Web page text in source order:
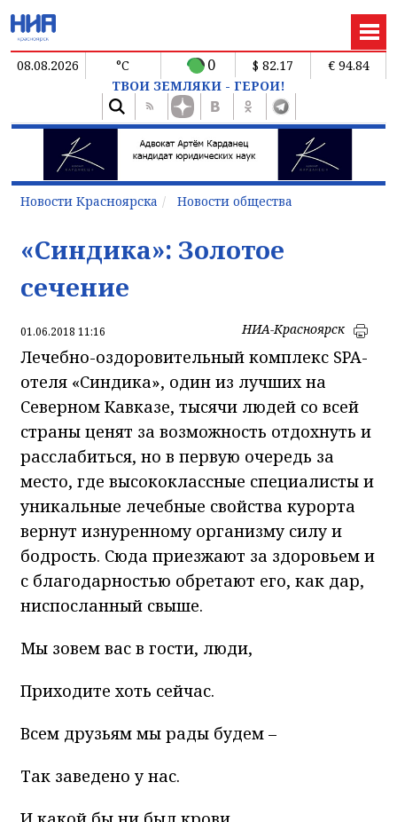
08.08.2026 °C 0 $ 82.17
€ 94.84
ТВОИ ЗЕМЛЯКИ - ГЕРОИ!
Новости Красноярска Новости общества
«Синдика»: Золотое
сечение
01.06.2018 11:16 НИА-Красноярск
Лечебно-оздоровительный комплекс SPA-
отеля «Синдика», один из лучших на
Северном Кавказе, тысячи людей со всей
страны ценят за возможность отдохнуть и
расслабиться, но в первую очередь за
место, где высококлассные специалисты и
уникальные лечебные свойства курорта
вернут изнуренному организму силу и
бодрость. Сюда приезжают за здоровьем и
с благодарностью обретают его, как дар,
ниспосланный свыше.
Мы зовем вас в гости, люди,
Приходите хоть сейчас.
Всем друзьям мы рады будем –
Так заведено у нас.